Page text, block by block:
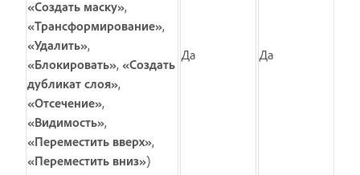
«Создать маску»,
«Трансформирование»,
«Удалить»,
«Блокировать», «Создать
дубликат слоя»,
«Отсечение»,
«Видимость»,
«Переместить вверх»,
«Переместить вниз»)
Да Да